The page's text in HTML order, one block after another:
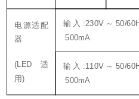
电源适配
器
(LED适
用)
输入:230V～50/
500mA
输入:110V～50/
500mA